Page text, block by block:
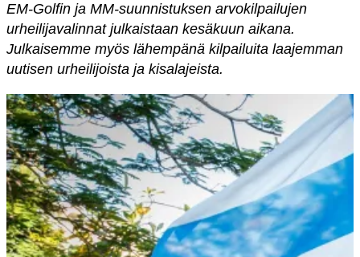
EM-Golfin ja MM-suunnistuksen arvokilpailujen
urheilijavalinnat julkaistaan kesäkuun aikana.
Julkaisemme myös lähempänä kilpailuita laajemman
uutisen urheilijoista ja kisalajeista.